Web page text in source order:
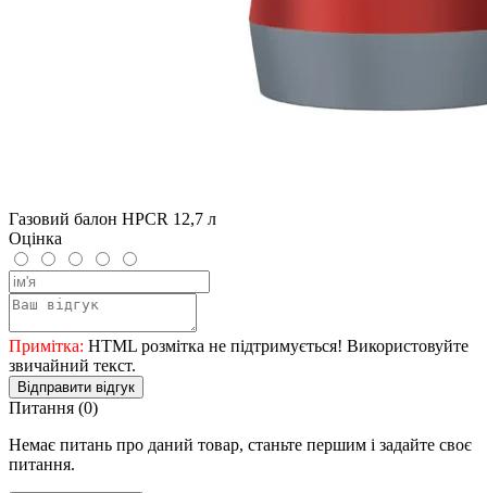
Газовий балон HPCR 12,7 л
Оцінка
Примітка: HTML розмітка не підтримується! Використовуйте
звичайний текст.
Відправити відгук
Питання (0)
Немає питань про даний товар, станьте першим і задайте своє
питання.